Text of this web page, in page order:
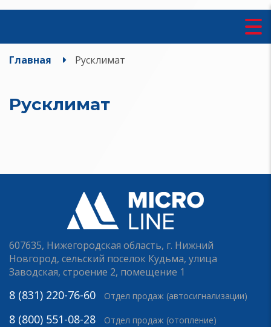
Главная Русклимат
Русклимат
607635, Нижегородская область, г. Нижний
Новгород, сельский поселок Кудьма, улица
Заводская, строение 2, помещение 1
8 (831) 220-76-60 Отдел продаж (автосигнализации)
8 (800) 551-08-28 Отдел продаж (отопление)